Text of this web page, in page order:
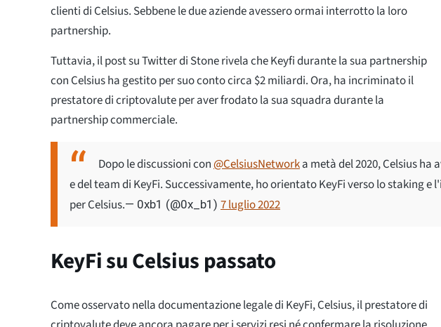
clienti di Celsius. Sebbene le due aziende avessero ormai interrotto la loro
partnership.
Tuttavia, il post su Twitter di Stone rivela che Keyfi durante la sua partnership
con Celsius ha gestito per suo conto circa $2 miliardi. Ora, ha incriminato il
prestatore di criptovalute per aver frodato la sua squadra durante la
partnership commerciale.
Dopo le discussioni con@CelsiusNetworka metà del 2020, Celsius
e del team di KeyFi. Successivamente, ho orientato KeyFi verso lo staking
per Celsius.— 0xb1 (@0x_b1) 7 luglio 2022
KeyFi su Celsius passato
Come osservato nella documentazione legale di KeyFi, Celsius, il prestatore di